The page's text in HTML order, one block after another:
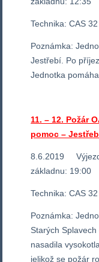
Technika: CAS
Poznámka:
Jestřebí. Po
Jednotka
11. – 12. Požár
pomoc –
8.6.2019
základnu: 19:00
Technika: CAS
Poznámka:
Starých
nasadila
jelikož se požár